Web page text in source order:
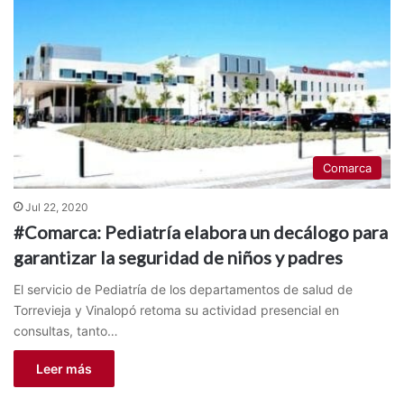
Comarca
Jul 22, 2020
#Comarca: Pediatría elabora un decálogo para
garantizar la seguridad de niños y padres
El servicio de Pediatría de los departamentos de salud de
Torrevieja y Vinalopó retoma su actividad presencial en
consultas, tanto…
Leer más